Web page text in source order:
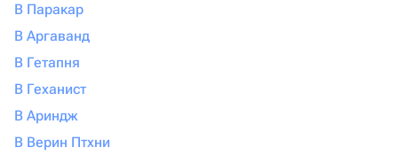
В Паракар
В Аргаванд
В Гетапня
В Геханист
В Ариндж
В Верин Птхни